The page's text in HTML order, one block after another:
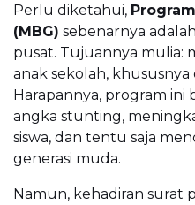
Perlu diketahui,
(MBG) sebenarnya
pusat. Tujuannya mulia:
anak sekolah, khususnya
Harapannya, program
angka stunting,
siswa, dan tentu saja
generasi muda.
Namun, kehadiran surat